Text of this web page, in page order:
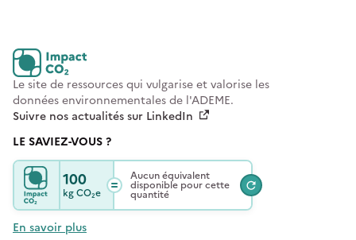
Le site de ressources qui vulgarise et valorise les
données environnementales de l'ADEME.
Suivre nos actualités sur LinkedIn
LE SAVIEZ-VOUS ?
100
kgCO₂e
Aucun équivalent
disponible pour cette
quantité
En savoir plus